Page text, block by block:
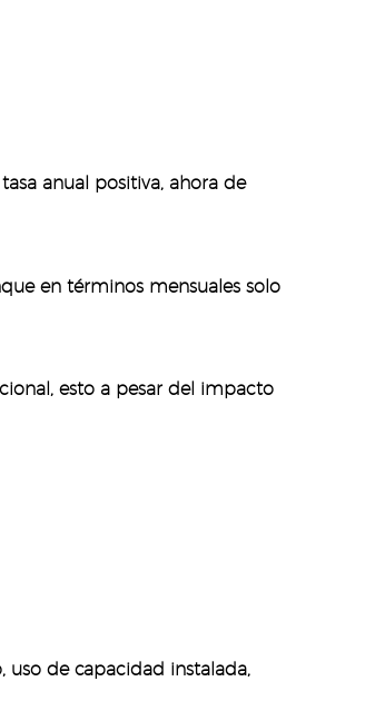
anual positiva, ahora de
en términos mensuales solo
esto a pesar del impacto
uso de capacidad instalada,